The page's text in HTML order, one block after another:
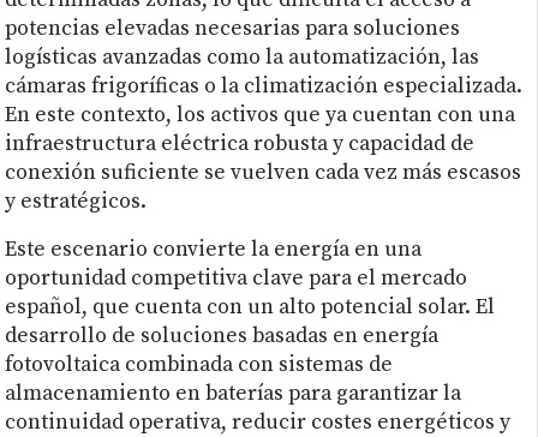
potencias elevadas necesarias para soluciones
logísticas avanzadas como la automatización, las
cámaras frigoríficas o la climatización especializada.
En este contexto, los activos que ya cuentan con una
infraestructura eléctrica robusta y capacidad de
conexión suficiente se vuelven cada vez más escasos
y estratégicos.
Este escenario convierte la energía en una
oportunidad competitiva clave para el mercado
español, que cuenta con un alto potencial solar. El
desarrollo de soluciones basadas en energía
fotovoltaica combinada con sistemas de
almacenamiento en baterías para garantizar la
continuidad operativa, reducir costes energéticos y